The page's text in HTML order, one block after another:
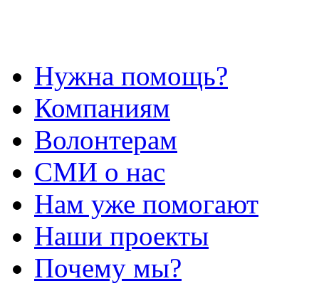
Нужна помощь?
Компаниям
Волонтерам
СМИ о нас
Нам уже помогают
Наши проекты
Почему мы?